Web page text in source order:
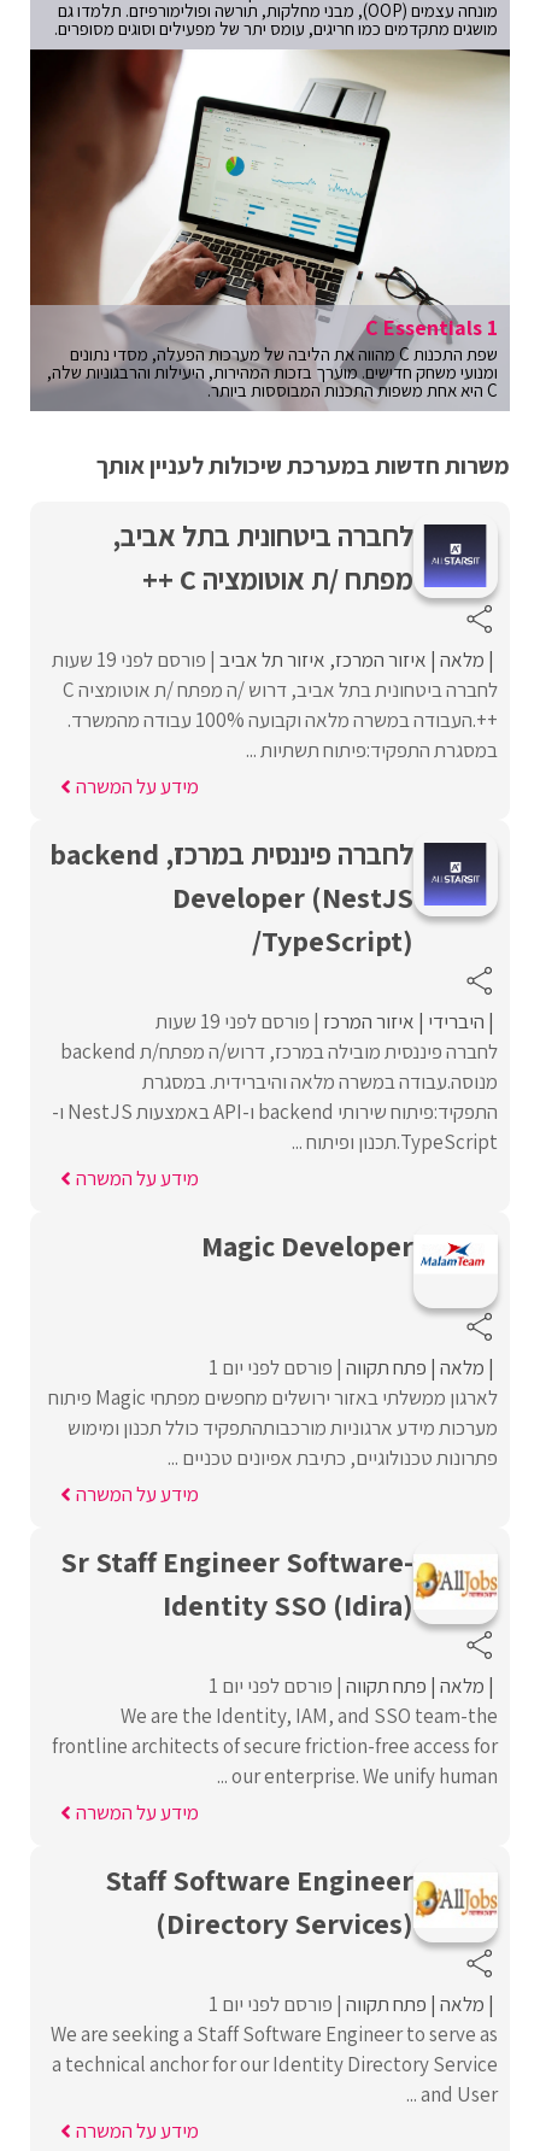
מונחה עצמים (OOP), מבני מחלקות, תורשה ופולימורפיזם. תלמדו גם
מושגים מתקדמים כמו חריגים, עומס יתר של מפעילים וסוגים מסופרים.
C Essentials 1
שפת התכנות C מהווה את הליבה של מערכות הפעלה, מסדי נתונים
ומנועי משחק חדישים. מוערך בזכות המהירות, היעילות והרבגוניות שלה,
C היא אחת משפות התכנות המבוססות ביותר.
משרות חדשות במערכת שיכולות לעניין אותך
לחברה ביטחונית בתל אביב,
מפתח /ת אוטומציה C ++
מלאה איזור המרכז איזור תל אביב פורסם לפני 19 שעות
לחברה ביטחונית בתל אביב, דרוש /ה מפתח /ת אוטומציה C
++.העבודה במשרה מלאה וקבועה 100% עבודה מהמשרד.
במסגרת התפקיד:פיתוח תשתיות ...
מידע על המשרה
לחברה פיננסית במרכז, backend
Developer (NestJS
/TypeScript)
היברידי איזור המרכז פורסם לפני 19 שעות
לחברה פיננסית מובילה במרכז, דרוש/ה מפתח/ת backend
מנוסה.עבודה במשרה מלאה והיברידית. במסגרת
התפקיד:פיתוח שירותי backend ו-API באמצעות NestJS ו-
TypeScript.תכנון ופיתוח ...
מידע על המשרה
Magic Developer
מלאה פתח תקווה פורסם לפני יום 1
לארגון ממשלתי באזור ירושלים מחפשים מפתחי Magic פיתוח
מערכות מידע ארגוניות מורכבותהתפקיד כולל תכנון ומימוש
פתרונות טכנולוגיים, כתיבת אפיונים טכניים ...
מידע על המשרה
Sr Staff Engineer Software-
Identity SSO (Idira)
מלאה פתח תקווה פורסם לפני יום 1
We are the Identity, IAM, and SSO team-the
frontline architects of secure friction-free access for
our enterprise. We unify human ...
מידע על המשרה
Staff Software Engineer
(Directory Services)
מלאה פתח תקווה פורסם לפני יום 1
We are seeking a Staff Software Engineer to serve as
a technical anchor for our Identity Directory Service
and User ...
מידע על המשרה